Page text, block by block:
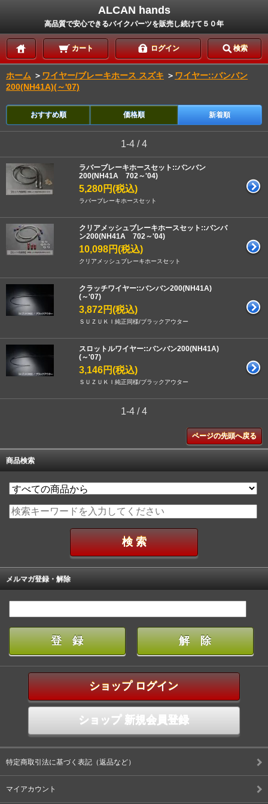
ALCAN hands
高品質で安心できるバイクパーツを販売し続けて５０年
カート ログイン 検索
ホーム ＞ ワイヤー/ブレーキホース スズキ ＞ ワイヤー::バンバン
200(NH41A)(～'07)
おすすめ順 価格順 新着順
1-4 / 4
ラバーブレーキホースセット::バンバン
200(NH41A 702～'04)
5,280円(税込)
ラバーブレーキホースセット
クリアメッシュブレーキホースセット::バンバ
ン200(NH41A 702～'04)
10,098円(税込)
クリアメッシュブレーキホースセット
クラッチワイヤー::バンバン200(NH41A)
(～'07)
3,872円(税込)
ＳＵＺＵＫＩ純正同様/ブラックアウター
スロットルワイヤー::バンバン200(NH41A)
(～'07)
3,146円(税込)
ＳＵＺＵＫＩ純正同様/ブラックアウター
1-4 / 4
ページの先頭へ戻る
商品検索
メルマガ登録・解除
ショップ ログイン
ショップ 新規会員登録
特定商取引法に基づく表記（返品など）
マイアカウント